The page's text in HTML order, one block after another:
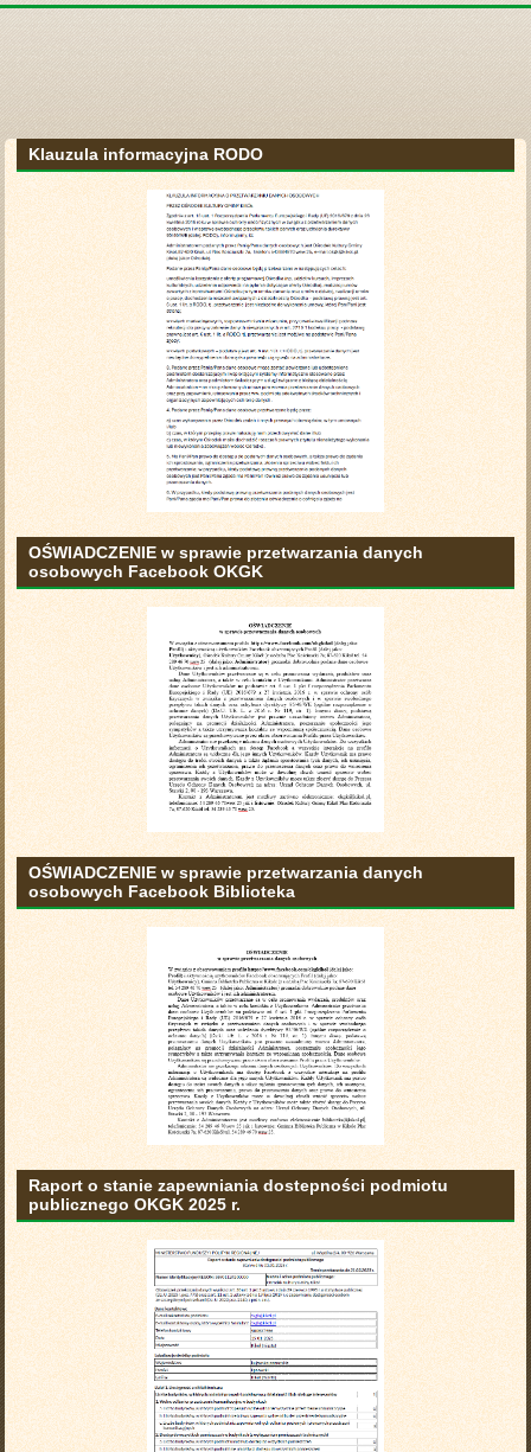
Klauzula informacyjna RODO
OŚWIADCZENIE w sprawie przetwarzania danych
osobowych Facebook OKGK
OŚWIADCZENIE w sprawie przetwarzania danych
osobowych Facebook Biblioteka
Raport o stanie zapewniania dostepności podmiotu
publicznego OKGK 2025 r.